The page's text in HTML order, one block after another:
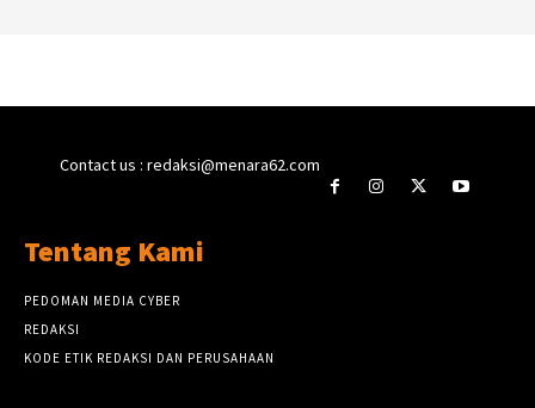
Contact us : redaksi@menara62.com
Tentang Kami
PEDOMAN MEDIA CYBER
REDAKSI
KODE ETIK REDAKSI DAN PERUSAHAAN